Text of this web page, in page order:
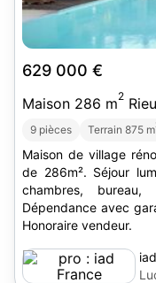
629 000 €
Maison 286 m2
9 pièces Terrain 875 m
Maison de village
de 286m². Séjour
chambres,
Dépendance avec
Honoraire vendeur.